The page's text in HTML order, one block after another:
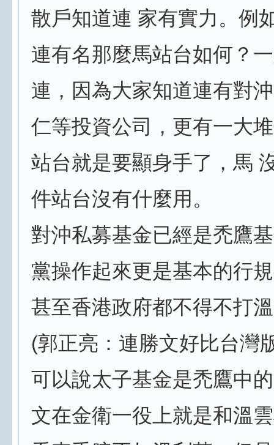
散戶知道連 家有實力。例
連有名那麼馬站台如何？
連，因為大家知道連有對
仁等投資公司，更有一大
站台就是要顯身手了，馬
件站台沒有什麼用。
對沖私募基金已經是禿鷹
黨操作起來更是基本的行
甚至香港政府都不得不打
(郭正亮：連勝文好比台灣
可以說太子基金是禿鷹中
文在金衛一役上就是和溫